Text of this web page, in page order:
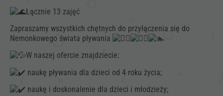
Łącznie 13 zajęć
Zapraszamy wszystkich chętnych do przyłączenia się do
Nemonkowego świata pływania
W naszej ofercie znajdziecie:
naukę pływania dla dzieci od 4 roku życia;
naukę i doskonalenie dla dzieci i młodzieży;